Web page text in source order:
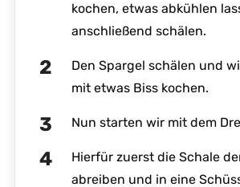
kochen, etwas abkühlen
anschließend schälen.
Den Spargel schälen und
mit etwas Biss kochen.
Nun starten wir mit dem
Hierfür zuerst die Schale
abreiben und in eine